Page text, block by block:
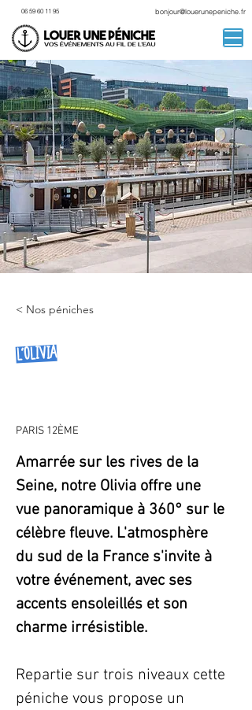
06 59 60 11 95 bonjour@louerunepeniche.fr
< Nos péniches
L'Olivia
PARIS 12ÈME
Amarrée sur les rives de la
Seine, notre Olivia offre une
vue panoramique à 360° sur le
célèbre fleuve. L'atmosphère
du sud de la France s'invite à
votre événement, avec ses
accents ensoleillés et son
charme irrésistible.
Repartie sur trois niveaux cette
péniche vous propose un